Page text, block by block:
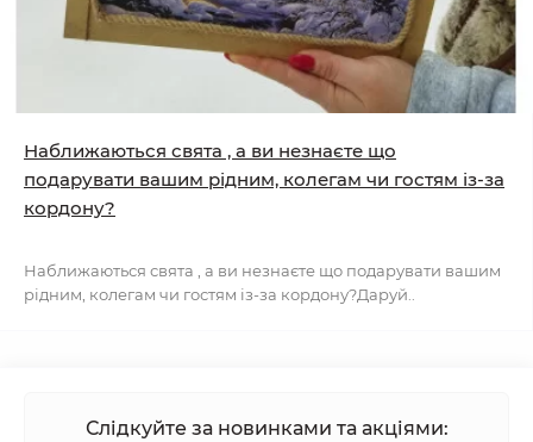
Наближаються свята , а ви незнаєте що
подарувати вашим рідним, колегам чи гостям із-за
кордону?
Наближаються свята , а ви незнаєте що подарувати вашим
рідним, колегам чи гостям із-за кордону?Даруй..
Слідкуйте за новинками та акціями: